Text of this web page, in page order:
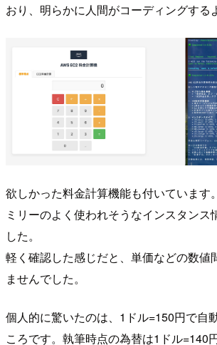
おり、明らかに人間がコーディングする
欲しかった料金計算機能も付いています
ミリーのよく使われそうなインスタンス
した。
軽く確認した感じだと、単価などの数値
ませんでした。
個人的に驚いたのは、1ドル=150円で自
ころです。執筆時点の為替は1ドル=140